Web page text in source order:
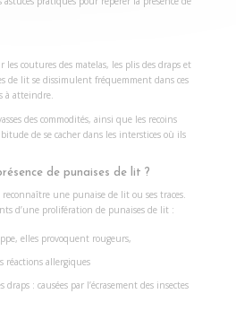
coutures des matelas, les plis des draps et
de lit se dissimulent fréquemment dans ces
à atteindre.
des commodités, ainsi que les recoins
de se cacher dans les interstices où ils
de punaises de lit ?
une punaise de lit ou ses traces.
d’une prolifération de punaises de lit :
elles provoquent rougeurs,
réactions allergiques
draps : causées par l’écrasement des insectes